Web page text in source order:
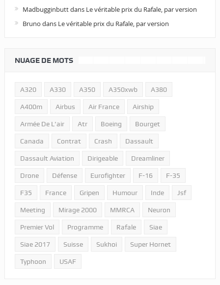
Madbugginbuttdans Le véritable prix du Rafale, par version
Bruno dans Le véritable prix du Rafale, par version
NUAGE DE MOTS
A320 A330 A350 A350xwb A380
A400m Airbus Air France Airship
Armée De L'air Atr Boeing Bourget
Canada Contrat Crash Dassault
Dassault Aviation Dirigeable Dreamliner
Drone Défense Eurofighter F-16 F-35
F35 France Gripen Humour Inde Jsf
Meeting Mirage 2000 MMRCA Neuron
Premier Vol Programme Rafale Siae
Siae 2017 Suisse Sukhoi Super Hornet
Typhoon USAF